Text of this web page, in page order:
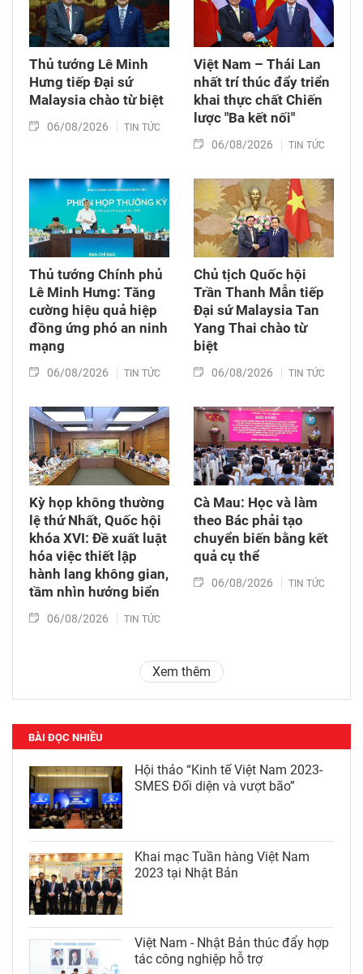
Thủ tướng Lê Minh
Hưng tiếp Đại sứ
Malaysia chào từ biệt
06/08/2026 TIN TỨC
Việt Nam – Thái Lan
nhất trí thúc đẩy triển
khai thực chất Chiến
lược "Ba kết nối"
06/08/2026 TIN TỨC
Thủ tướng Chính phủ
Lê Minh Hưng: Tăng
cường hiệu quả hiệp
đồng ứng phó an ninh
mạng
06/08/2026 TIN TỨC
Chủ tịch Quốc hội
Trần Thanh Mẫn tiếp
Đại sứ Malaysia Tan
Yang Thai chào từ
biệt
06/08/2026 TIN TỨC
Kỳ họp không thường
lệ thứ Nhất, Quốc hội
khóa XVI: Đề xuất luật
hóa việc thiết lập
hành lang không gian,
tầm nhìn hướng biển
06/08/2026 TIN TỨC
Cà Mau: Học và làm
theo Bác phải tạo
chuyển biến bằng kết
quả cụ thể
06/08/2026 TIN TỨC
Xem thêm
BÀI ĐỌC NHIỀU
Hội thảo “Kinh tế Việt Nam 2023-
SMES Đối diện và vượt bão”
Khai mạc Tuần hàng Việt Nam
2023 tại Nhật Bản
Việt Nam - Nhật Bản thúc đẩy hợp
tác công nghiệp hỗ trợ